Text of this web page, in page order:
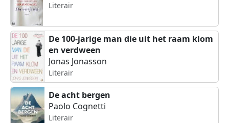
Literair
De 100-jarige man die uit het raam klom
en verdween
Jonas Jonasson
Literair
De acht bergen
Paolo Cognetti
Literair